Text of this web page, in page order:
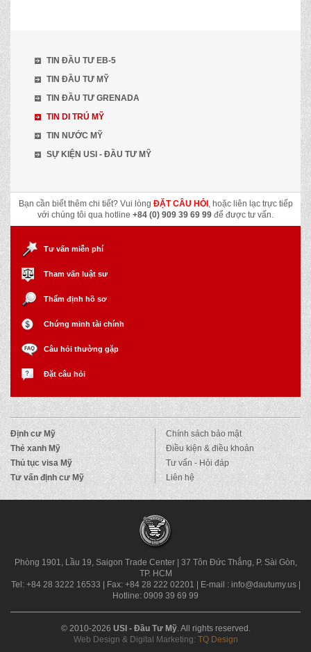
TIN ĐẦU TƯ EB-5
TIN ĐẦU TƯ MỸ
TIN ĐẦU TƯ GRENADA
TIN DI TRÚ MỸ
TIN NƯỚC MỸ
SỰ KIỆN USI - ĐẦU TƯ MỸ
Bạn cần biết thêm chi tiết? Vui lòng ĐẶT CÂU HỎI , hoặc liên lạc trực tiếp
với chúng tôi qua hotline +84 (0) 909 39 69 99 để được tư vấn.
Tư vấn miễn phí
Tham vấn luật sư
Thẩm định hồ sơ
Chứng minh tài chính
Câu hỏi thường gặp
Đặt câu hỏi
Định cư Mỹ
Thẻ xanh Mỹ
Thủ tục visa Mỹ
Tư vấn định cư Mỹ
Chính sách bảo mật
Điều kiện & điều khoản
Tư vấn - Hỏi đáp
Liên hệ
Phòng 1901, Lầu 19, Saigon Trade Center
37 Tôn Đức Thắng, P. Sài Gòn,
TP. HCM
Tel: +84 28 3222 16533
Fax: +84 28 222 02201 E-mail : info@dautumy.us|
Hotline: 0909 39 69 99
© 2010-2026 USI - Đầu Tư Mỹ. All rights reserved.
Web Design & Digital Marketing: TQ Design